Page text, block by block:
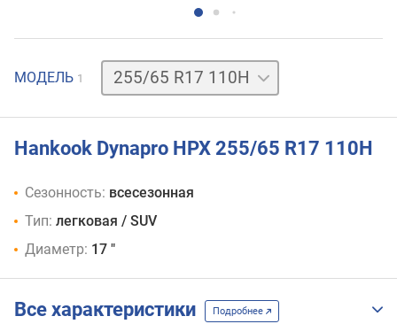
МОДЕЛЬ 1
Hankook Dynapro HPX 255/65 R17 110H
Сезонность: всесезонная
Тип: легковая / SUV
Диаметр: 17 "
Все характеристики Подробнее